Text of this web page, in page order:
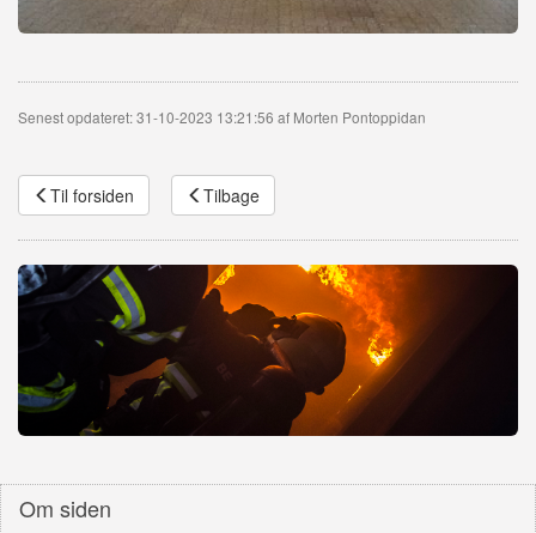
Senest opdateret: 31-10-2023 13:21:56 af Morten Pontoppidan
Til forsiden Tilbage
Om siden